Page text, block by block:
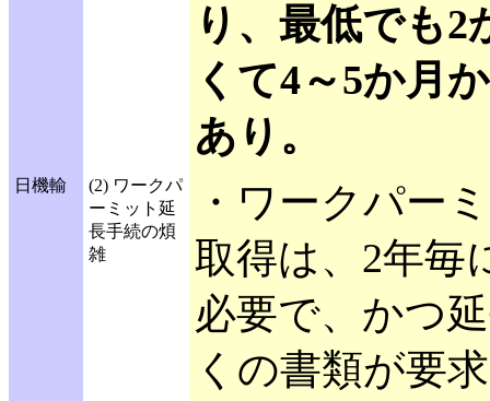
り、最低でも2
くて4～5か月
あり。
日機輸
(2) ワークパ
ーミット延
長手続の煩
雑
・ワークパー
取得は、2年毎
必要で、かつ
くの書類が要